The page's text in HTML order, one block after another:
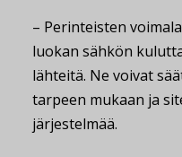
– Perinteisten
luokan sähkön
lähteitä. Ne voivat
tarpeen mukaan ja
järjestelmää.